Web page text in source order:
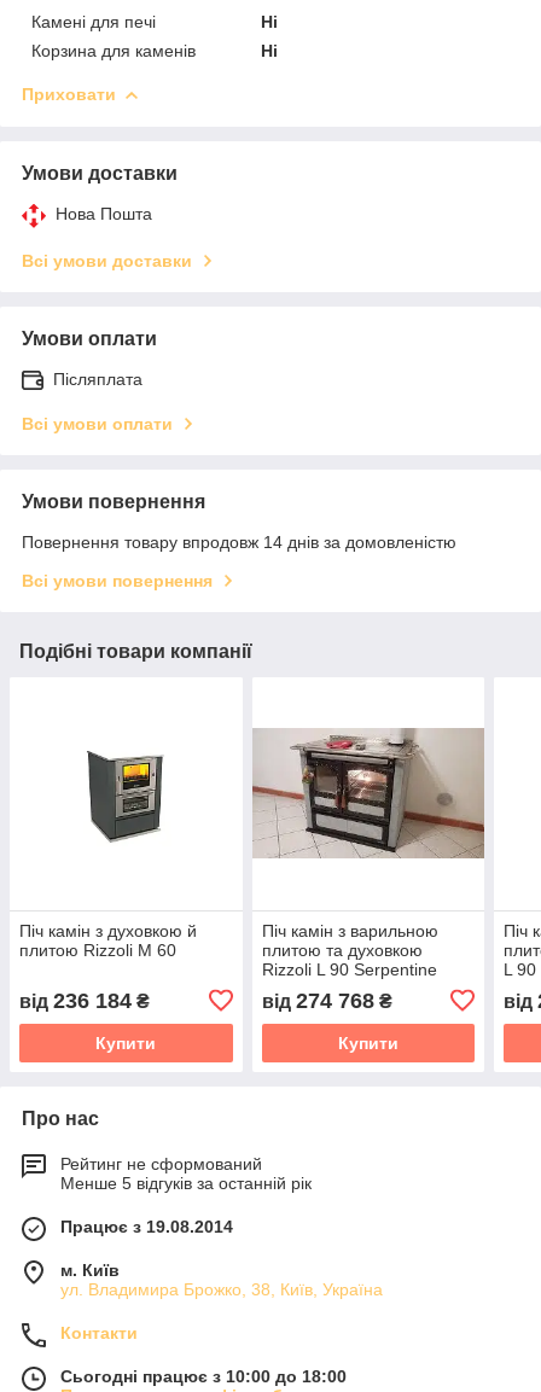
Камені для печі
Ні
Корзина для каменів
Ні
Приховати
Умови доставки
Нова Пошта
Всі умови доставки
Умови оплати
Післяплата
Всі умови оплати
Умови повернення
Повернення товару впродовж 14 днів за домовленістю
Всі умови повернення
Подібні товари компанії
Піч камін з духовкою й
плитою Rizzoli M 60
від 236 184 ₴
Купити
Піч камін з варильною
плитою та духовкою
Rizzoli L 90 Serpentine
від 274 768₴
Купити
Піч
L 90
від
Про нас
Рейтинг не сформований
Менше 5 відгуків за останній рік
Працює з 19.08.2014
м. Київ
ул. Владимира Брожко, 38, Київ, Україна
Контакти
Сьогодні працює з 10:00 до 18:00